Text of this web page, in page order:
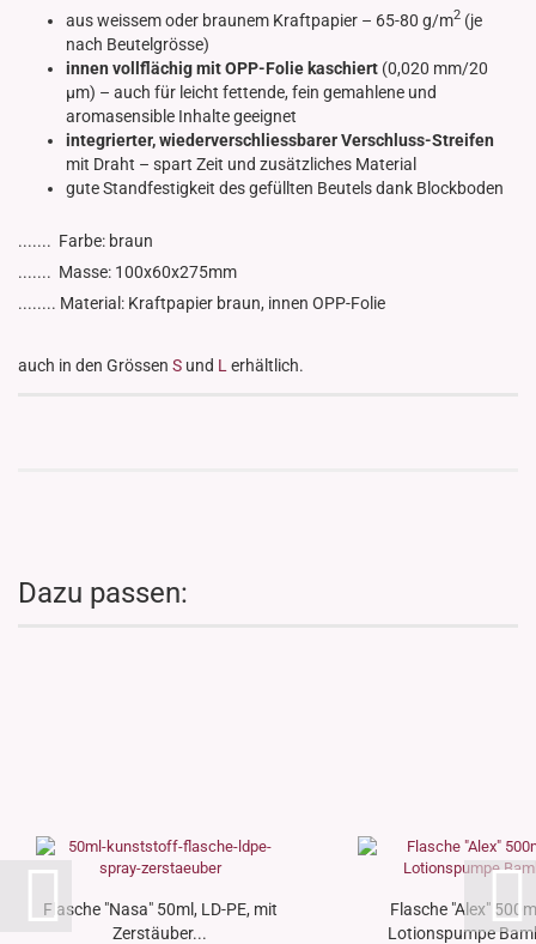
aus weissem oder braunem Kraftpapier – 65-80 g/m2 (je
nach Beutelgrösse)
innen vollflächig mit OPP-Folie kaschiert (0,020 mm/20
µm) – auch für leicht fettende, fein gemahlene und
aromasensible Inhalte geeignet
integrierter, wiederverschliessbarer Verschluss-Streifen
mit Draht – spart Zeit und zusätzliches Material
gute Standfestigkeit des gefüllten Beutels dank Blockboden
....... Farbe: braun
....... Masse: 100x60x275mm
........ Material: Kraftpapier braun, innen OPP-Folie
auch in den Grössen S und L erhältlich.
Dazu passen:
Flasche "Nasa" 50ml, LD-PE, mit
Zerstäuber...
Flasche "Alex"
Lotionspumpe